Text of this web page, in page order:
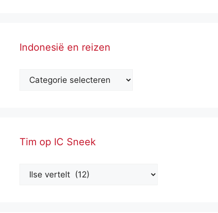
Indonesië en reizen
Tim op IC Sneek